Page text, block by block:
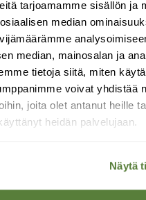
tarjoamamme sisällön ja
median
median, mainosalan ja
tietoja siitä, miten
voivat yhdistää
joita olet antanut heille
heidän palvelujaan.
Näytä
LEHTI
Uusin lehti
Tilaa Suomen
Äänestä parasta